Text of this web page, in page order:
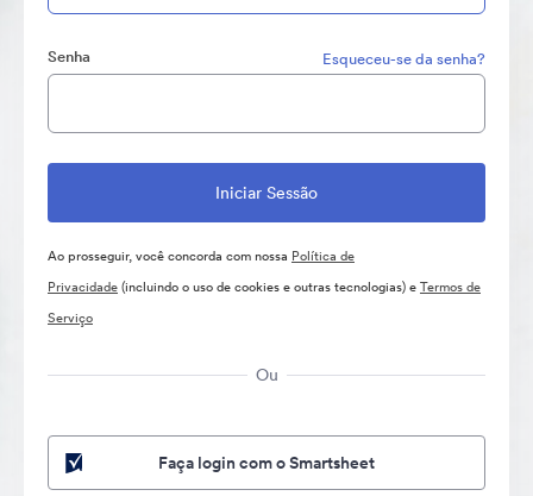
Senha Esqueceu-se da senha?
Ao prosseguir, você concorda com nossa Política de
Privacidade(incluindo o uso de cookies e outras tecnologias) eTermos de
Serviço
Ou
Faça login com o Smartsheet